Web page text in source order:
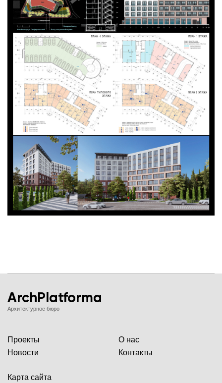
ArchPlatforma
Архитектурное бюро
Проекты
Новости
О нас
Контакты
Карта сайта